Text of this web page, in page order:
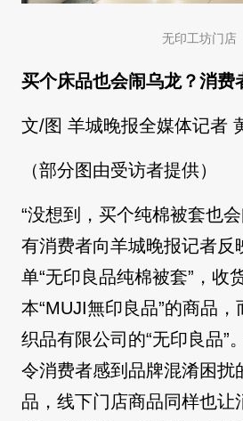
无印工坊门店
买个床品也会闹乌龙？消费
文/图 羊城晚报全媒体记者
（部分图由受访者提供）
“没想到，买个纯棉被套也会
有消费者向羊城晚报记者反
单“无印良品纯棉被套”，收
本“MUJI無印良品”的商品
织品有限公司的“无印良品”
令消费者感到品牌混淆困扰
品，线下门店商品同样也让